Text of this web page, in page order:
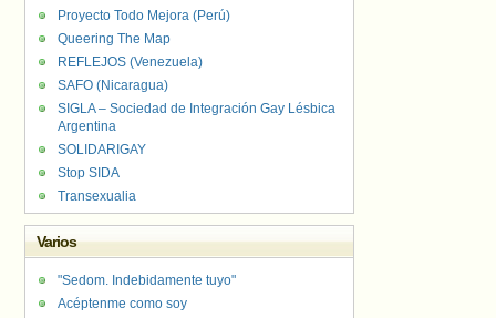
Proyecto Todo Mejora (Perú)
Queering The Map
REFLEJOS (Venezuela)
SAFO (Nicaragua)
SIGLA – Sociedad de Integración Gay Lésbica
Argentina
SOLIDARIGAY
Stop SIDA
Transexualia
Varios
"Sedom. Indebidamente tuyo"
Acéptenme como soy